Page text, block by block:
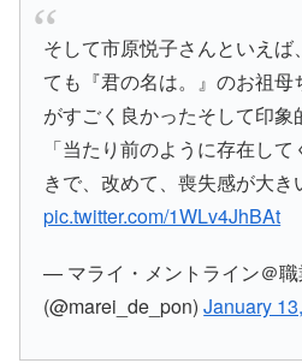
そして市原悦子さんといえば
ても『君の名は。』のお祖
がすごく良かったそして印象
「当たり前のように存在し
きで、改めて、喪失感が大
pic.twitter.com/1WLv4JhBAt
— マライ・メントライン＠職
(@marei_de_pon)January